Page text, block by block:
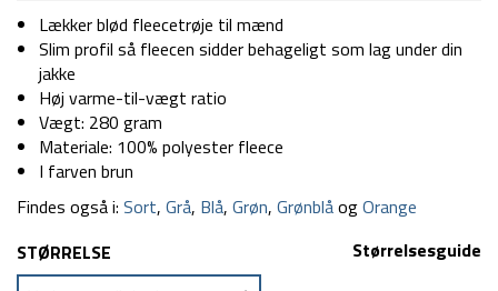
Lækker blød fleecetrøje til mænd
Slim profil så fleecen sidder behageligt som lag under din
jakke
Høj varme-til-vægt ratio
Vægt: 280 gram
Materiale: 100% polyester fleece
I farven brun
Findes også i: Sort, Grå, Blå, Grøn, GrønblåogOrange
Størrelsesguide
STØRRELSE